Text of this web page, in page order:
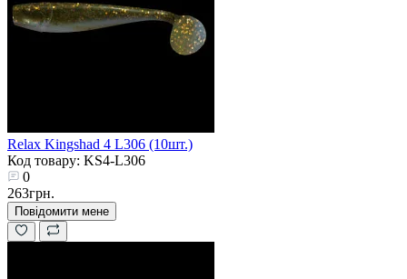
Relax Kingshad 4 L306 (10шт.)
Код товару: KS4-L306
0
263грн.
Повідомити мене